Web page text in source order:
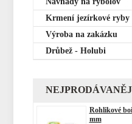
Krmení jezírkové ryby
Výroba na zakázku
Drůbež - Holubi
Rohlikové
mm